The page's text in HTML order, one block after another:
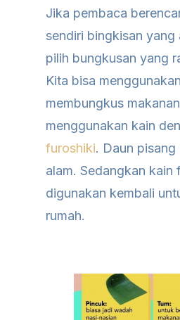
Jika pembaca
sendiri bingkisan
pilih bungkusan yang
Kita bisa menggunakan
membungkus
menggunakan kain
furoshiki. Daun
alam. Sedangkan kain
digunakan kembali
rumah.